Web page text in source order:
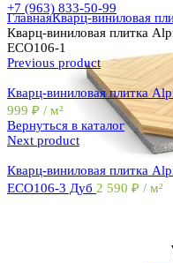
+7 (963) 833-50-99
ГлавнаяКварц-виниловая
Кварц-виниловая плитка
ЕСО106-1
Previous product
Кварц-виниловая плитка
999 ₽ / м²
Вернуться в каталог
Next product
Кварц-виниловая плитка
ECO106-3 Дуб 2 590 ₽ / м²